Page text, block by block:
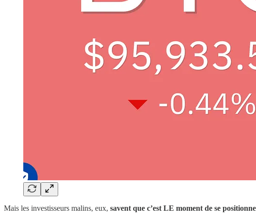
Mais les investisseurs malins, eux, savent que c’est LE moment de se